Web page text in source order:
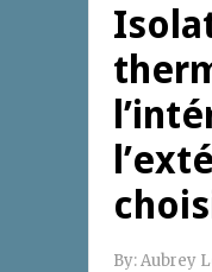
By:Aubrey